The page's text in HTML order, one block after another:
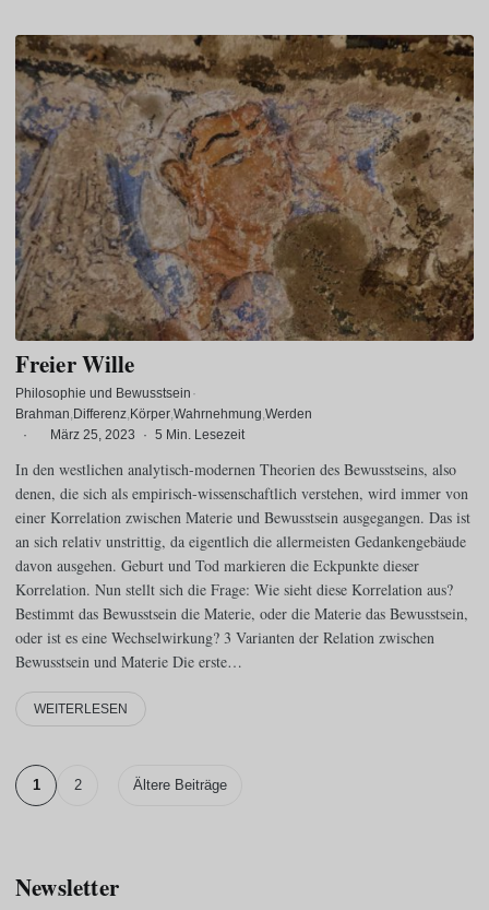
Freier Wille
Philosophie und Bewusstsein ·
Brahman Differenz Körper Wahrnehmung Werden
·
März 25, 2023 · 5 Min. Lesezeit
In den westlichen analytisch-modernen Theorien des Bewusstseins, also
denen, die sich als empirisch-wissenschaftlich verstehen, wird immer von
einer Korrelation zwischen Materie und Bewusstsein ausgegangen. Das ist
an sich relativ unstrittig, da eigentlich die allermeisten Gedankengebäude
davon ausgehen. Geburt und Tod markieren die Eckpunkte dieser
Korrelation. Nun stellt sich die Frage: Wie sieht diese Korrelation aus?
Bestimmt das Bewusstsein die Materie, oder die Materie das Bewusstsein,
oder ist es eine Wechselwirkung? 3 Varianten der Relation zwischen
Bewusstsein und Materie Die erste…
WEITERLESEN
1 2 Ältere Beiträge
Newsletter